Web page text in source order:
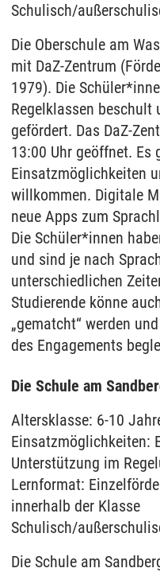
Schulisch/
Die Oberschule am
mit DaZ-Zentrum
1979). Die
Regelklassen beschult
gefördert. Das DaZ-
13:00 Uhr geöffnet.
Einsatzmöglichkeiten
willkommen. Digitale
neue Apps zum
Die Schüler*innen
und sind je nach
unterschiedlichen
Studierende könne
„gematcht“ werden
des Engagements
Die Schule am
Altersklasse: 6-10
Einsatzmöglichkeiten:
Unterstützung im
Lernformat:
innerhalb der Klasse
Schulisch/
Die Schule am